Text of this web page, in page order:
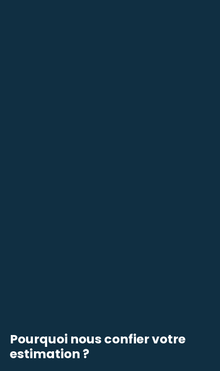
Pourquoi nous confiervotre
estimation ?